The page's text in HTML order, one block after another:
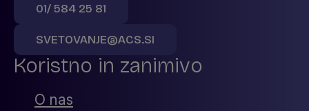
01/ 584 25 81
SVETOVANJE@ACS.SI
Koristno in zanimivo
O nas